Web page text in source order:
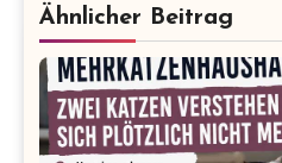
Ähnlicher Beitrag